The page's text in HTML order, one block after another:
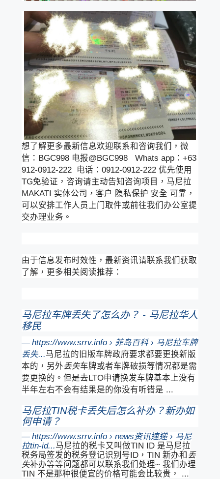
想了解更多最新信息欢迎联系和咨询我们，微
信：BGC998 电报@BGC998 Whats app：+63
912-0912-222 电话：0912-0912-222 优先使用
TG免验证，咨询请主动告知咨询项目，马尼拉
MAKATI 实体公司，客户 隐私保护 安全 可靠，
可以安排工作人员上门取件或前往我们办公室提
交办理业务。
由于信息发布时效性，最新资讯请联系我们获取
了解，更多相关阅读推荐：
马尼拉车牌丢失了怎么办？ - 马尼拉华人
移民
https://www.srrv.info › 菲岛百科 › 马尼拉车牌
丢失...马尼拉的旧版车牌政府要求都要更换新版
本的，另外丢失车牌或者车牌破损等情况都是需
要更换的。但是去LTO申请换发车牌基本上没有
半年左右不会有结果是的你没有听错是 ...
马尼拉TIN税卡丢失后怎么补办？新办如
何申请？
https://www.srrv.info › news资讯速递 › 马尼
拉tin-id...马尼拉的税卡又叫做TIN ID 是马尼拉
税务局签发的税务登记识别号ID，TIN 新办和 丢
失补办等等问题都可以联系我们处理~ 我们办理
TIN 不是那种很便宜的价格可能会比较贵， ...